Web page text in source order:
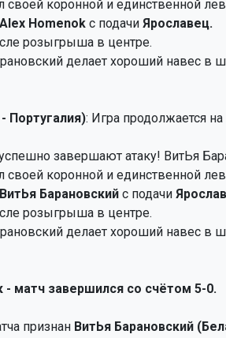
своей коронной и единственной
Alex Homenok с подачи Ярославец.
розыгрыша в центре.
делает хороший навес в
Португалия): Игра продолжается
завершают атаку! ВитЬя
своей коронной и единственной
ВитЬя Барановский с подачи
розыгрыша в центре.
делает хороший навес в
- матч завершился со счётом 5-0.
признан ВитЬя Барановский